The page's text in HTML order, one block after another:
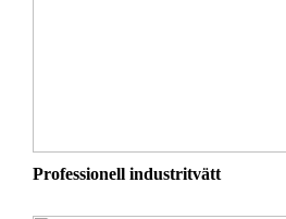
Professionell industritvätt